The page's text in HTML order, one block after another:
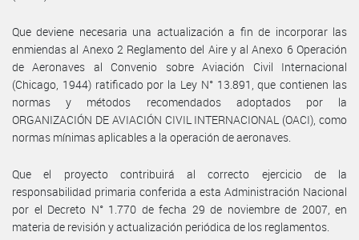
Que deviene necesaria una actualización a fin de incorporar las
enmiendas al Anexo 2 Reglamento del Aire y al Anexo 6 Operación
de Aeronaves al Convenio sobre Aviación Civil Internacional
(Chicago, 1944) ratificado por la Ley N° 13.891, que contienen las
normas y métodos recomendados adoptados por la
ORGANIZACIÓN DE AVIACIÓN CIVIL INTERNACIONAL (OACI), como
normas mínimas aplicables a la operación de aeronaves.
Que el proyecto contribuirá al correcto ejercicio de la
responsabilidad primaria conferida a esta Administración Nacional
por el Decreto N° 1.770 de fecha 29 de noviembre de 2007, en
materia de revisión y actualización periódica de los reglamentos.